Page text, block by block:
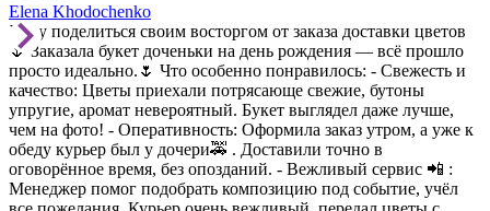
Elena Khodochenko
Хочу поделиться своим восторгом от заказа доставки цветов
🌷 Заказала букет доченьки на день рождения — всё прошло
просто идеально.🌷 Что особенно понравилось: - Свежесть и
качество: Цветы приехали потрясающе свежие, бутоны
упругие, аромат невероятный. Букет выглядел даже лучше,
чем на фото! - Оперативность: Оформила заказ утром, а уже к
обеду курьер был у дочери🚕 . Доставили точно в
оговорённое время, без опозданий. - Вежливый сервис 📲 :
Менеджер помог подобрать композицию под событие, учёл